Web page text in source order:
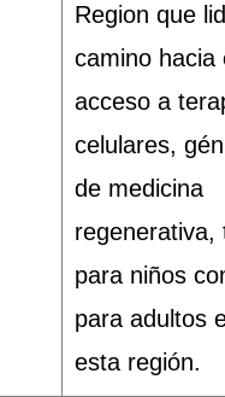
Region que
camino hacia
acceso a
celulares,
de medicina
regenerativa,
para niños
para adultos
esta región.